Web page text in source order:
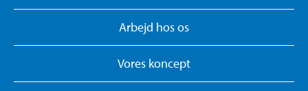
Arbejd hos os
Vores koncept